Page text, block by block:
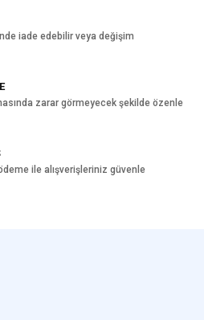
iade edebilir veya değişim
zarar görmeyecek şekilde özenle
ile alışverişleriniz güvenle